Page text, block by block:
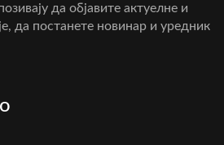
да објавите актуелне и
да постанете новинар и уредник